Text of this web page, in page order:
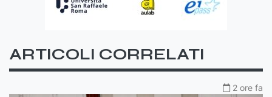
ARTICOLI CORRELATI
2 ore fa